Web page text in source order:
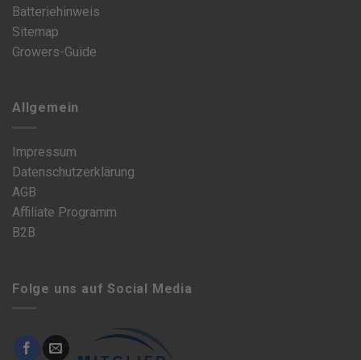
Batteriehinweis
Sitemap
Growers-Guide
Allgemein
Impressum
Datenschutzerklärung
AGB
Affiliate Programm
B2B
Folge uns auf Social Media